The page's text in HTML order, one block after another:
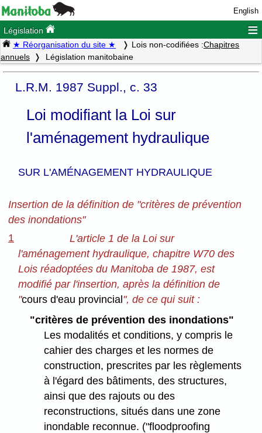
English
Législation ≡
★ Réorganisation du site ★ Lois non-codifiées :Chapitres
annuels
Législation manitobaine
L.R.M. 1987 Suppl., c. 33
Loi modifiant la Loi sur
l'aménagement hydraulique
SUR L'AMÉNAGEMENT HYDRAULIQUE
Insertion de la définition de "critères de prévention
des inondations"
1
L'article 1 de la Loi sur
l'aménagement hydraulique, chapitre W70 des
Lois réadoptées du Manitoba de 1987, est
modifié par l'insertion, après la définition de
"cours d'eau provincial ", de ce qui suit :
"critères de prévention des inondations"
Les modalités et conditions, y compris le
cahier des charges et les normes de
construction, prescrites par les règlements
à l'égard des bâtiments, des structures,
ainsi que des rajouts ou des
reconstructions, situés dans une zone
inondable reconnue. ("floodproofing